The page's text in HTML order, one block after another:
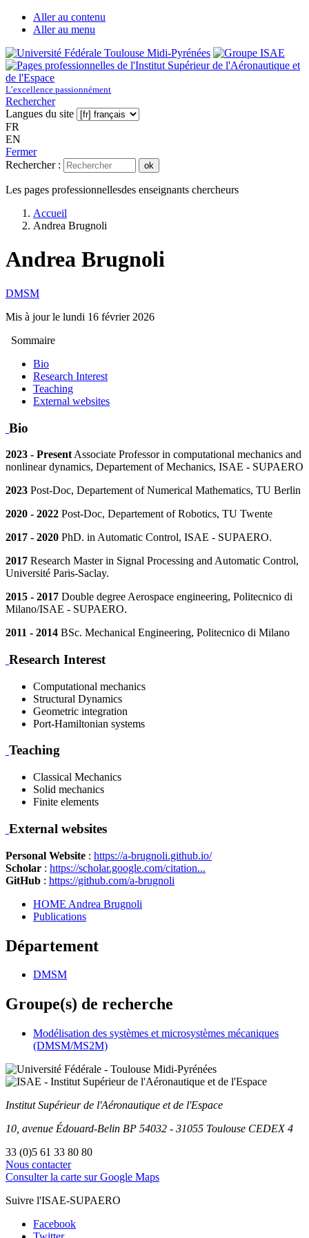
Aller au contenu
Aller au menu
L’excellence passionnément
Rechercher
Langues du site
FR
EN
Fermer
Rechercher :
ok
Les pages professionnellesdes enseignants chercheurs
Accueil
Andrea Brugnoli
Andrea Brugnoli
DMSM
Mis à jour le lundi 16 février 2026
Sommaire
Bio
Research Interest
Teaching
External websites
Bio
2023 - Present Associate Professor in computational mechanics and
nonlinear dynamics, Departement of Mechanics, ISAE - SUPAERO
2023 Post-Doc, Departement of Numerical Mathematics, TU Berlin
2020 - 2022 Post-Doc, Departement of Robotics, TU Twente
2017 - 2020 PhD. in Automatic Control, ISAE - SUPAERO.
2017 Research Master in Signal Processing and Automatic Control,
Université Paris-Saclay.
2015 - 2017 Double degree Aerospace engineering, Politecnico di
Milano/ISAE - SUPAERO.
2011 - 2014 BSc. Mechanical Engineering, Politecnico di Milano
Research Interest
Computational mechanics
Structural Dynamics
Geometric integration
Port-Hamiltonian systems
Teaching
Classical Mechanics
Solid mechanics
Finite elements
External websites
Personal Website : https://a-brugnoli.github.io/
Scholar : https://scholar.google.com/citation...
GitHub : https://github.com/a-brugnoli
HOME Andrea Brugnoli
Publications
Département
DMSM
Groupe(s) de recherche
Modélisation des systèmes et microsystèmes mécaniques
(DMSM/MS2M)
Institut Supérieur de l'Aéronautique et de l'Espace
10, avenue Édouard-Belin BP 54032 - 31055 Toulouse CEDEX 4
33 (0)5 61 33 80 80
Nous contacter
Consulter la carte sur Google Maps
Suivre l'ISAE-SUPAERO
Facebook